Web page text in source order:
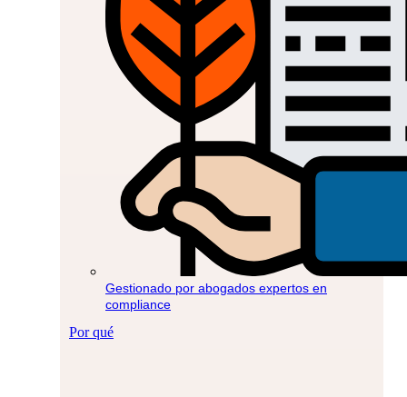
Gestionado por abogados expertos en
compliance
Por qué